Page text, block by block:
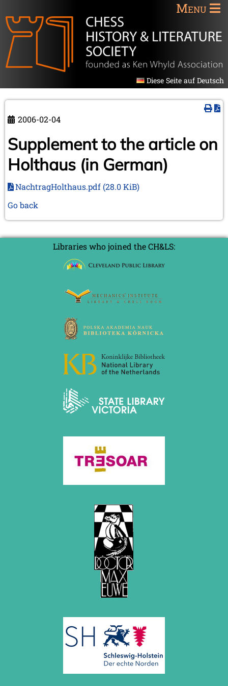
Menu
Diese Seite auf Deutsch
2006-02-04
Supplement to the article on
Holthaus (in German)
NachtragHolthaus.pdf (28.0 KiB)
Go back
Libraries who joined the CH&LS: